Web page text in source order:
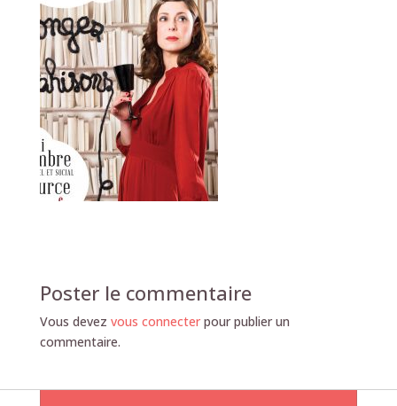
Poster le commentaire
Vous devez vous connecterpour publier un
commentaire.